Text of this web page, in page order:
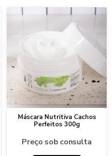
Máscara Nutritiva Cachos
Perfeitos 300g
Preço sob consulta